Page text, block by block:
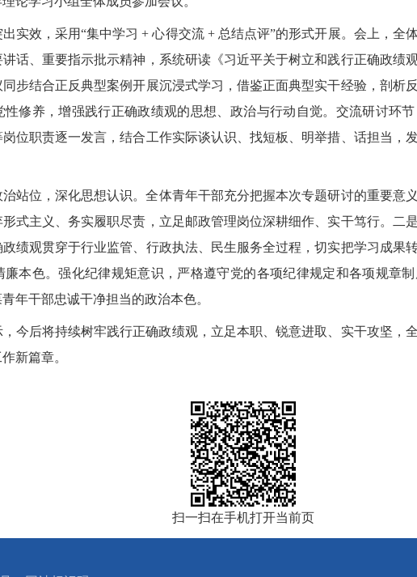
实效，采用“集中学习 + 心得交流 + 总结点评”的形式开展。会上，全
话、重要指示批示精神，系统研读《习近平关于树立和践行正确政绩
步结合正反典型案例开展沉浸式学习，借鉴正面典型实干经验，剖析
修养，增强践行正确政绩观的思想、政治与行动自觉。交流研讨环
位职责逐一发言，结合工作实际谈认识、找短板、明举措、话担当，
站位，深化思想认识。全体青年干部充分把握本次专题研讨的重要意
式主义、务实履职尽责，立足邮政管理岗位深耕细作、实干笃行。 二
绩观贯穿于行业监管、行政执法、民生服务全过程，切实把学习成果
本色。强化纪律规矩意识，严格遵守党的各项纪律规定和各项规章
年干部忠诚干净担当的政治本色。
今后将持续树牢践行正确政绩观，立足本职、锐意进取、实干攻坚，
新篇章。
扫一扫在手机打开当前页